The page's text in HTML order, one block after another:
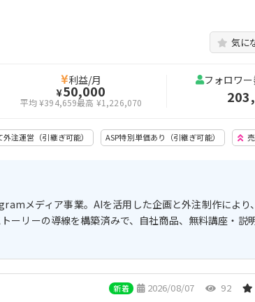
気に
利益/月
¥50,000
平均 ¥394,659最高 ¥1,226,070
フォロワ
外注運営（引継ぎ可能） ASP特別単価あり（引継ぎ可能）
メディア事業。AIを活用した企画と外注制作により
ーリーの導線を構築済みで、自社商品、無料講座・説
新着 2026/08/07 92